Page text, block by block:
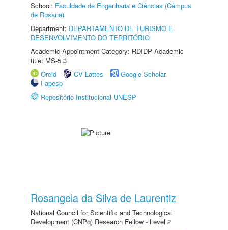
School: Faculdade de Engenharia e Ciências (Câmpus
de Rosana)
Department: DEPARTAMENTO DE TURISMO E
DESENVOLVIMENTO DO TERRITÓRIO
Academic Appointment Category: RDIDP Academic
title: MS-5.3
Orcid
CV Lattes
Google Scholar
Fapesp
Repositório Institucional UNESP
Rosangela da Silva de Laurentiz
National Council for Scientific and Technological
Development (CNPq) Research Fellow - Level 2